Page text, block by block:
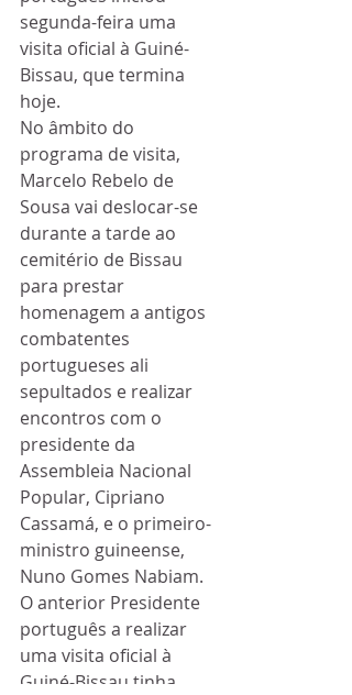
segunda-feira uma
visita oficial à Guiné-
Bissau, que termina
hoje.
No âmbito do
programa de visita,
Marcelo Rebelo de
Sousa vai deslocar-se
durante a tarde ao
cemitério de Bissau
para prestar
homenagem a antigos
combatentes
portugueses ali
sepultados e realizar
encontros com o
presidente da
Assembleia Nacional
Popular, Cipriano
Cassamá, e o primeiro-
ministro guineense,
Nuno Gomes Nabiam.
O anterior Presidente
português a realizar
uma visita oficial à
Guiné-Bissau tinha